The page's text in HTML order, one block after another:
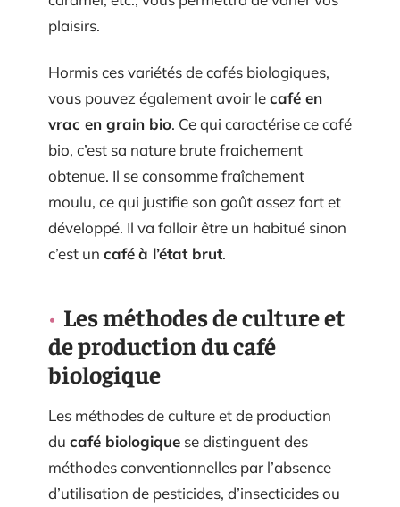
plaisirs.
Hormis ces variétés de cafés biologiques,
vous pouvez également avoir lecafé en
vrac en grain bio. Ce qui caractérise ce café
bio, c’est sa nature brute fraichement
obtenue. Il se consomme fraîchement
moulu, ce qui justifie son goût assez fort et
développé. Il va falloir être un habitué sinon
c’est un caféà l’état brut.
Les méthodes de culture et
de production du café
biologique
Les méthodes de culture et de production
du café biologique se distinguent des
méthodes conventionnelles par l’absence
d’utilisation de pesticides, d’insecticides ou